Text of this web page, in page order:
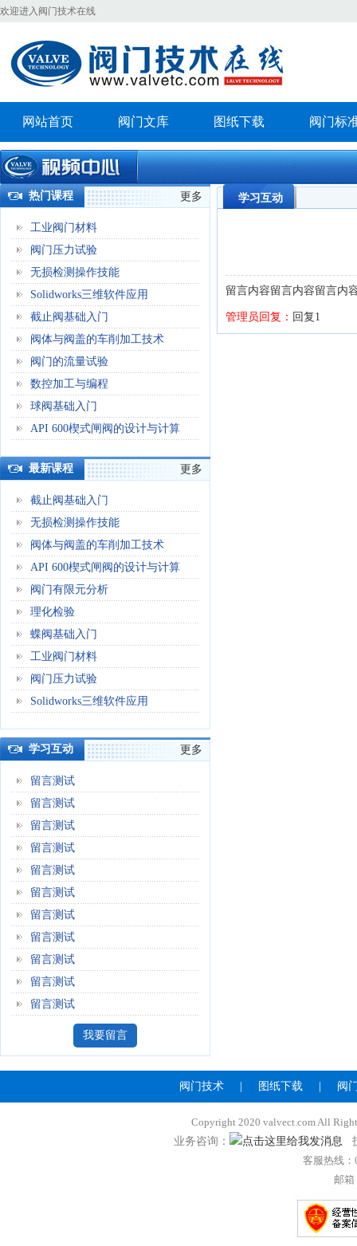
欢迎进入阀门技术在线
网站首页 阀门文库 图纸下载 阀门标
热门课程 更多
工业阀门材料
阀门压力试验
无损检测操作技能
Solidworks三维软件应用
截止阀基础入门
阀体与阀盖的车削加工技术
阀门的流量试验
数控加工与编程
球阀基础入门
API 600楔式闸阀的设计与计算
最新课程 更多
截止阀基础入门
无损检测操作技能
阀体与阀盖的车削加工技术
API 600楔式闸阀的设计与计算
阀门有限元分析
理化检验
蝶阀基础入门
工业阀门材料
阀门压力试验
Solidworks三维软件应用
学习互动 更多
留言测试
留言测试
留言测试
留言测试
留言测试
留言测试
留言测试
留言测试
留言测试
留言测试
留言测试
我要留言
学习互动
留言内容留言内容留言内
管理员回复： 回复1
阀门技术 图纸下载 阀
Copyright 2020 valvect.com All
业务咨询：
客服热线：
邮箱